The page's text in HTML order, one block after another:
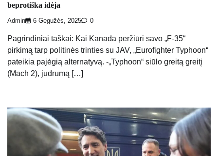
beprotiška idėja
Admin 6 Gegužės, 2025 0
Pagrindiniai taškai: Kai Kanada peržiūri savo „F-35“
pirkimą tarp politinės trinties su JAV, „Eurofighter Typhoon“
pateikia pajėgią alternatyvą. -„Typhoon“ siūlo greitą greitį
(Mach 2), judrumą […]